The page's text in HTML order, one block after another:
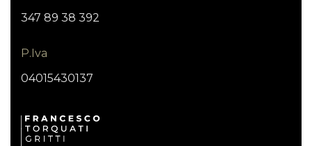
347 89 38 392
P.Iva
04015430137